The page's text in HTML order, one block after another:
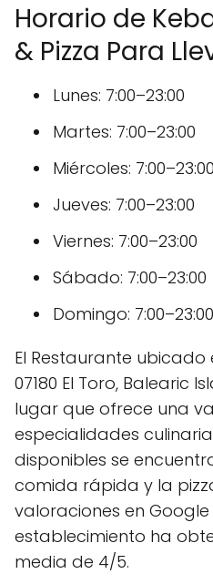
Horario de
& Pizza Para
Lunes: 7:00–23:00
Martes: 7:00–23:00
Miércoles: 7:00–23:00
Jueves: 7:00–23:00
Viernes: 7:00–23:00
Sábado: 7:00–23:00
Domingo: 7:00–23:00
El Restaurante ubicado
07180 El Toro, Balearic
lugar que ofrece una
especialidades
disponibles se
comida rápida y la
valoraciones en Google
establecimiento ha
media de 4/5.